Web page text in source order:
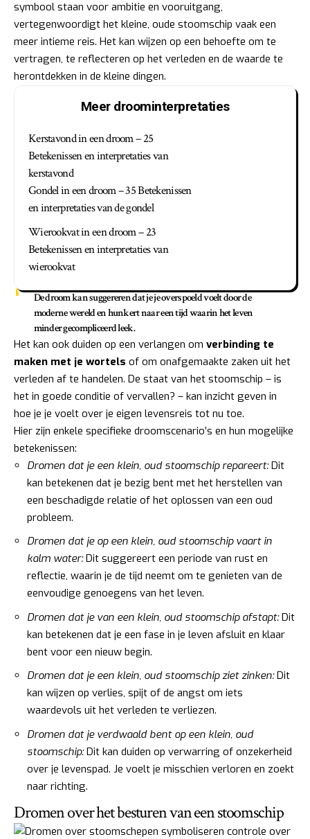
symbool staan voor ambitie en vooruitgang,
vertegenwoordigt het kleine, oude stoomschip vaak een
meer intieme reis. Het kan wijzen op een behoefte om te
vertragen, te reflecteren op het verleden en de waarde te
herontdekken in de kleine dingen.
Meer droominterpretaties
Kerstavond in een droom – 25
Betekenissen en interpretaties van
kerstavond
Gondel in een droom – 35 Betekenissen
en interpretaties van de gondel
Wierookvat in een droom – 23
Betekenissen en interpretaties van
wierookvat
De droom kan suggereren dat je je overspoeld voelt door de
moderne wereld en hunkert naar een tijd waarin het leven
minder gecompliceerd leek.
Het kan ook duiden op een verlangen om verbinding te
maken met je wortels of om onafgemaakte zaken uit het
verleden af te handelen. De staat van het stoomschip – is
het in goede conditie of vervallen? – kan inzicht geven in
hoe je je voelt over je eigen levensreis tot nu toe.
Hier zijn enkele specifieke droomscenario’s en hun mogelijke
betekenissen:
Dromen dat je een klein, oud stoomschip repareert:Dit
kan betekenen dat je bezig bent met het herstellen van
een beschadigde relatie of het oplossen van een oud
probleem.
Dromen dat je op een klein, oud stoomschip vaart in
kalm water:Dit suggereert een periode van rust en
reflectie, waarin je de tijd neemt om te genieten van de
eenvoudige genoegens van het leven.
Dromen dat je van een klein, oud stoomschip afstapt:Dit
kan betekenen dat je een fase in je leven afsluit en klaar
bent voor een nieuw begin.
Dromen dat je een klein, oud stoomschip ziet zinken:Dit
kan wijzen op verlies, spijt of de angst om iets
waardevols uit het verleden te verliezen.
Dromen dat je verdwaald bent op een klein, oud
stoomschip:Dit kan duiden op verwarring of onzekerheid
over je levenspad. Je voelt je misschien verloren en zoekt
naar richting.
Dromen over het besturen van een stoomschip